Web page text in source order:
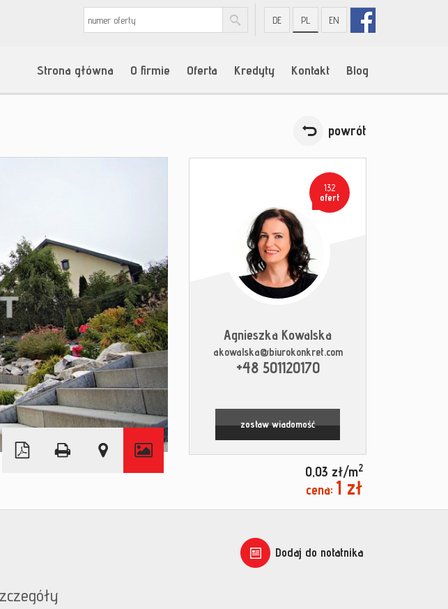
DE PL EN
Strona główna O firmie Oferta Kredyty Kontakt Blog
powrót
Leaflet|© MapTiler ©OpenStreetMap contributors
132
ofert
Agnieszka Kowalska
akowalska@biurokonkret.com
+48 501120170
zostaw wiadomość
0,03 zł/m2
cena: 1 zł
Dodaj do notatnika